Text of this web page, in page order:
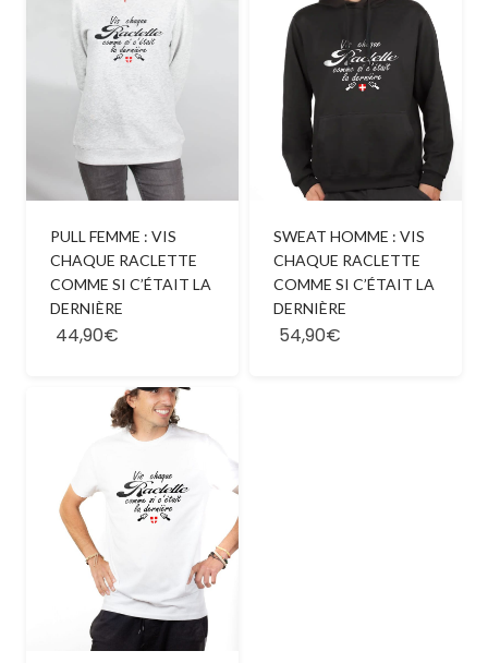
PULL FEMME : VIS
CHAQUE RACLETTE
COMME SI C’ÉTAIT LA
DERNIÈRE
44,90€
SWEAT HOMME : VIS
CHAQUE RACLETTE
COMME SI C’ÉTAIT LA
DERNIÈRE
54,90€